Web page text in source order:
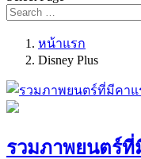
หน้าแรก
Disney Plus
รวมภาพยนตร์ที่